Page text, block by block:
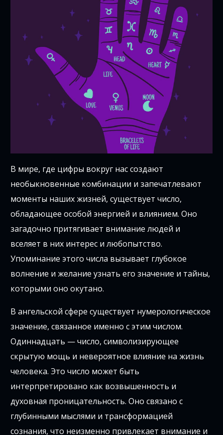
В мире, где цифры вокруг нас создают
необыкновенные комбинации и запечатлевают
моменты наших жизней, существует число,
обладающее особой энергией и влиянием. Оно
загадочно притягивает внимание людей и
вселяет в них интерес и любопытство.
Упоминание этого числа вызывает глубокое
волнение и желание узнать его значение и тайны,
которыми оно окутано.
В ангельской сфере существует нумерологическое
значение, связанное именно с этим числом.
Одиннадцать — число, символизирующее
скрытую мощь и невероятное влияние на жизнь
человека. Это число может быть
интерпретировано как возвышенность и
духовная проницательность. Оно связано с
глубинными мыслями и трансформацией
сознания, что неизменно привлекает внимание и